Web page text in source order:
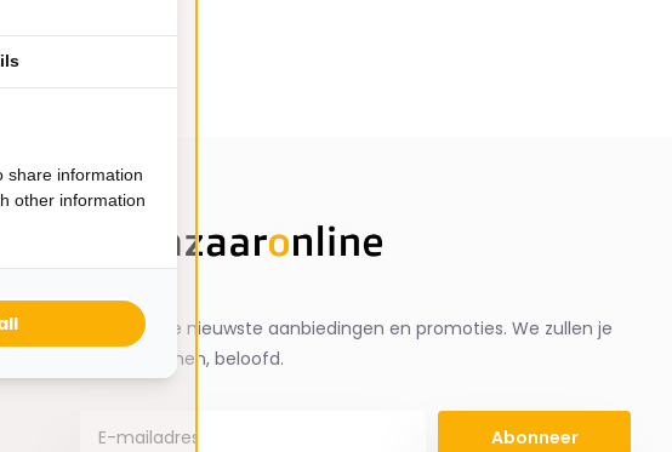
Ontvang de nieuwste aanbiedingen en promoties. We zullen je
niet spammen, beloofd.
Abonneer
share information
other information